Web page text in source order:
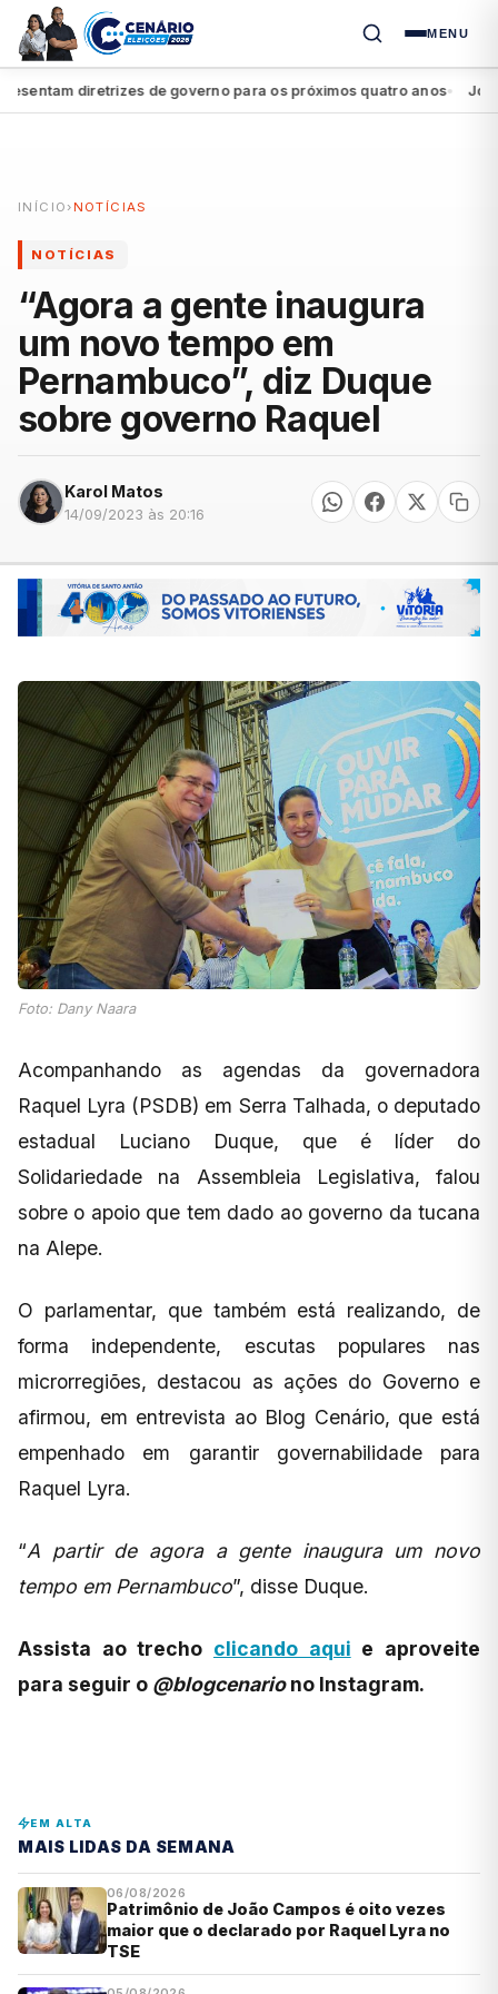
MENU
diretrizes de governo para os próximos quatro anos● João
INÍCIO ›NOTÍCIAS
NOTÍCIAS
“Agora a gente inaugura
um novo tempo em
Pernambuco”, diz Duque
sobre governo Raquel
Karol Matos
14/09/2023 às 20:16
Foto: Dany Naara
Acompanhando as agendas da governadora
Raquel Lyra (PSDB) em Serra Talhada, o deputado
estadual Luciano Duque, que é líder do
Solidariedade na Assembleia Legislativa, falou
sobre o apoio que tem dado ao governo da tucana
na Alepe.
O parlamentar, que também está realizando, de
forma independente, escutas populares nas
microrregiões, destacou as ações do Governo e
afirmou, em entrevista ao Blog Cenário, que está
empenhado em garantir governabilidade para
Raquel Lyra.
“A partir de agora a gente inaugura um novo
tempo em Pernambuco”, disse Duque.
Assista ao trecho clicando aqui e aproveite
para seguir o @blogcenariono Instagram.
EM ALTA
MAIS LIDAS DA SEMANA
06/08/2026
Patrimônio de João Campos é oito vezes
maior que o declarado por Raquel Lyra no
TSE